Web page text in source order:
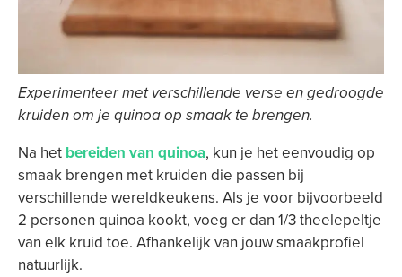
Experimenteer met verschillende verse en gedroogde
kruiden om je quinoa op smaak te brengen.
Na het bereiden van quinoa, kun je het eenvoudig op
smaak brengen met kruiden die passen bij
verschillende wereldkeukens. Als je voor bijvoorbeeld
2 personen quinoa kookt, voeg er dan 1/3 theelepeltje
van elk kruid toe. Afhankelijk van jouw smaakprofiel
natuurlijk.